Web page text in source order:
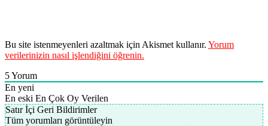
Bu site istenmeyenleri azaltmak için Akismet kullanır. Yorum
verilerinizin nasıl işlendiğini öğrenin.
5Yorum
En yeni
En eski En Çok Oy Verilen
Satır İçi Geri Bildirimler
Tüm yorumları görüntüleyin